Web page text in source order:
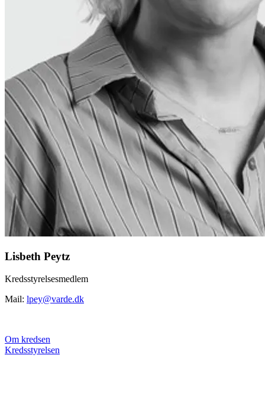
Lisbeth Peytz
Kredsstyrelsesmedlem
Mail: lpey@varde.dk
Om kredsen
Kredsstyrelsen